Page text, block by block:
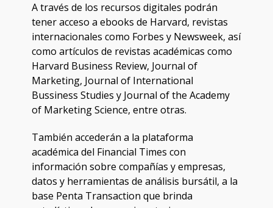
A través de los recursos digitales podrán
tener acceso a ebooks de Harvard, revistas
internacionales como Forbes y Newsweek, así
como artículos de revistas académicas como
Harvard Business Review, Journal of
Marketing, Journal of International
Bussiness Studies y Journal of the Academy
of Marketing Science, entre otras.
También accederán a la plataforma
académica del Financial Times con
información sobre compañías y empresas,
datos y herramientas de análisis bursátil, a la
base Penta Transaction que brinda